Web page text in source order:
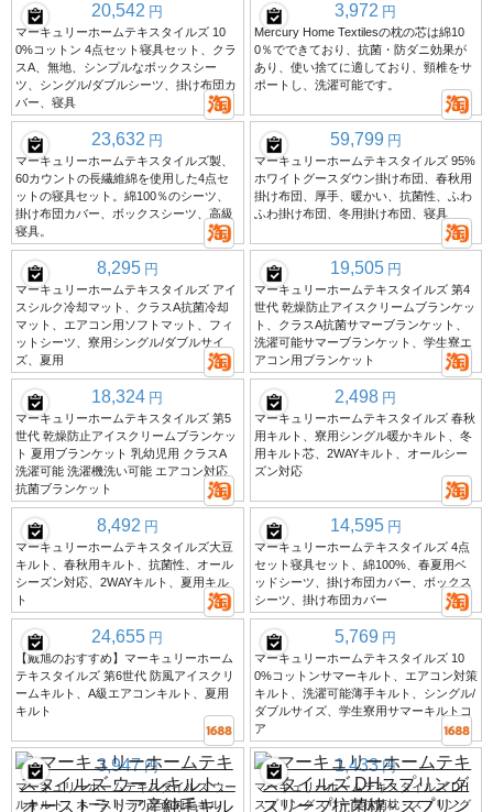
20,542 円
マーキュリーホームテキスタイルズ 10
0%コットン 4点セット寝具セット、クラ
スA、無地、シンプルなボックスシー
ツ、シングル/ダブルシーツ、掛け布団カ
バー、寝具
3,972 円
Mercury Home Textilesの枕の芯は綿10
0％でできており、抗菌・防ダニ効果が
あり、使い捨てに適しており、頸椎をサ
ポートし、洗濯可能です。
23,632 円
マーキュリーホームテキスタイルズ製、
60カウントの長繊維綿を使用した4点セ
ットの寝具セット。綿100％のシーツ、
掛け布団カバー、ボックスシーツ、高級
寝具。
59,799 円
マーキュリーホームテキスタイルズ 95%
ホワイトグースダウン掛け布団、春秋用
掛け布団、厚手、暖かい、抗菌性、ふわ
ふわ掛け布団、冬用掛け布団、寝具
8,295 円
マーキュリーホームテキスタイルズ アイ
スシルク冷却マット、クラスA抗菌冷却
マット、エアコン用ソフトマット、フィ
ットシーツ、寮用シングル/ダブルサイ
ズ、夏用
19,505 円
マーキュリーホームテキスタイルズ 第4
世代 乾燥防止アイスクリームブランケッ
ト、クラスA抗菌サマーブランケット、
洗濯可能サマーブランケット、学生寮エ
アコン用ブランケット
18,324 円
マーキュリーホームテキスタイルズ 第5
世代 乾燥防止アイスクリームブランケッ
ト 夏用ブランケット 乳幼児用 クラスA
洗濯可能 洗濯機洗い可能 エアコン対応
抗菌ブランケット
2,498 円
マーキュリーホームテキスタイルズ 春秋
用キルト、寮用シングル暖かキルト、冬
用キルト芯、2WAYキルト、オールシー
ズン対応
8,492 円
マーキュリーホームテキスタイルズ大豆
キルト、春秋用キルト、抗菌性、オール
シーズン対応、2WAYキルト、夏用キル
ト
14,595 円
マーキュリーホームテキスタイルズ 4点
セット寝具セット、綿100%、春夏用ベ
ッドシーツ、掛け布団カバー、ボックス
シーツ、掛け布団カバー
24,655 円
【戴旭のおすすめ】マーキュリーホーム
テキスタイルズ 第6世代 防風アイスクリ
ームキルト、A級エアコンキルト、夏用
キルト
5,769 円
マーキュリーホームテキスタイルズ 10
0%コットンサマーキルト、エアコン対策
キルト、洗濯可能薄手キルト、シングル/
ダブルサイズ、学生寮用サマーキルトコ
ア
3,947 円
マーキュリーホームテキスタイルズ ウー
ルキルト、オーストラリア産純毛キル
1,433 円
マーキュリーホームテキスタイルズ DH
スプリングスリープ抗菌枕 - スプリング